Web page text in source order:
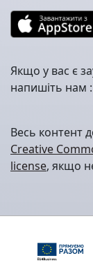
Якщо у вас є
напишіть нам :
Весь контент
Creative
license, якщо